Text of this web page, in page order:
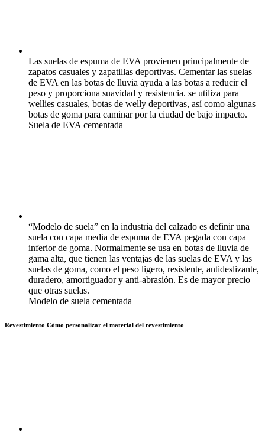
Las suelas de espuma de EVA provienen principalmente de
zapatos casuales y zapatillas deportivas. Cementar las suelas
de EVA en las botas de lluvia ayuda a las botas a reducir el
peso y proporciona suavidad y resistencia. se utiliza para
wellies casuales, botas de welly deportivas, así como algunas
botas de goma para caminar por la ciudad de bajo impacto.
Suela de EVA cementada
“Modelo de suela” en la industria del calzado es definir una
suela con capa media de espuma de EVA pegada con capa
inferior de goma. Normalmente se usa en botas de lluvia de
gama alta, que tienen las ventajas de las suelas de EVA y las
suelas de goma, como el peso ligero, resistente, antideslizante,
duradero, amortiguador y anti-abrasión. Es de mayor precio
que otras suelas.
Modelo de suela cementada
Revestimiento Cómo personalizar el material del revestimiento